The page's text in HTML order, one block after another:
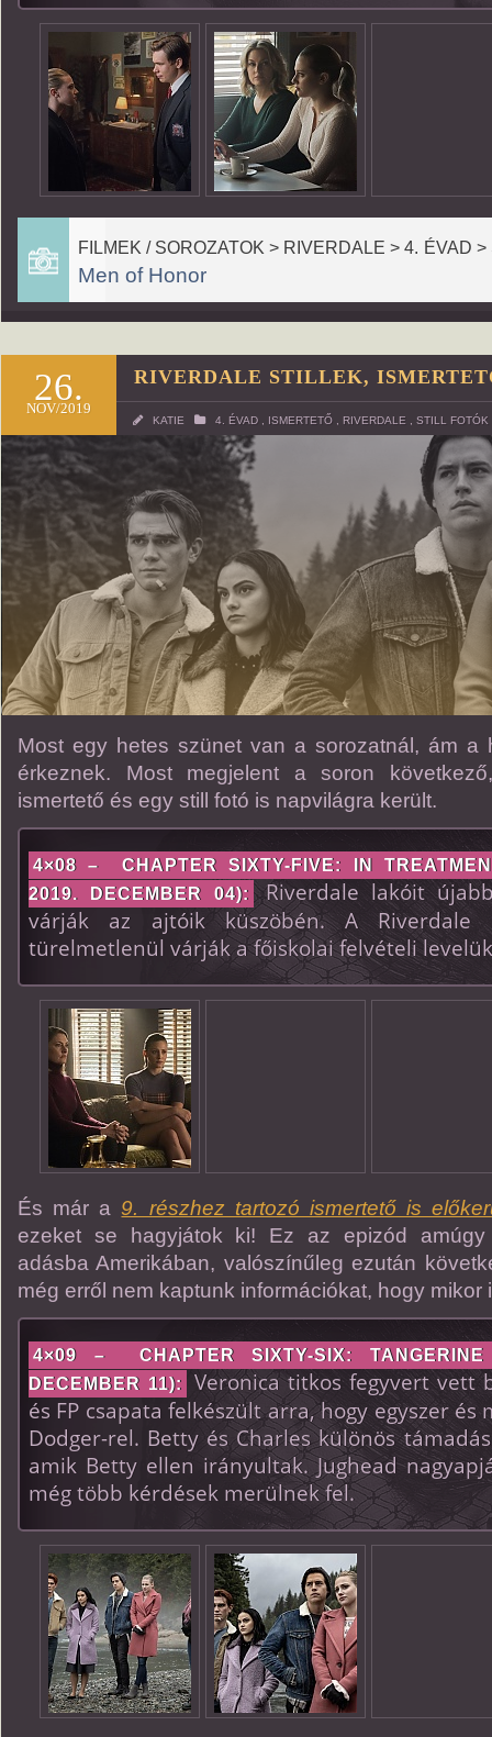
FILMEK / SOROZATOK > RIVERDALE > 4. ÉVAD
Men of Honor
26.
NOV/2019
RIVERDALE STILLEK,
KATIE 4. ÉVAD ISMERTETŐ RIVERDALE STILL FOTÓK
Most egy hetes szünet van a sorozatnál, ám a
érkeznek. Most megjelent a soron
ismertető és egy still fotó is napvilágra került.
4×08 – CHAPTER SIXTY-FIVE: IN
2019. DECEMBER 04): Riverdale lakóit
várják az ajtóik küszöbén. A Riverdale
türelmetlenül várják a főiskolai felvételi
És már a 9. részhez tartozó ismertető is
ezeket se hagyjátok ki! Ez az epizód amúgy
adásba Amerikában, valószínűleg ezután
még erről nem kaptunk információkat, hogy mikor
4×09 – CHAPTER SIXTY-SIX:
DECEMBER 11):
Veronica titkos fegyvert vett
és FP csapata felkészült arra, hogy egyszer
Dodger-rel. Betty és Charles különös
amik Betty ellen irányultak. Jughead
még több kérdések merülnek fel.